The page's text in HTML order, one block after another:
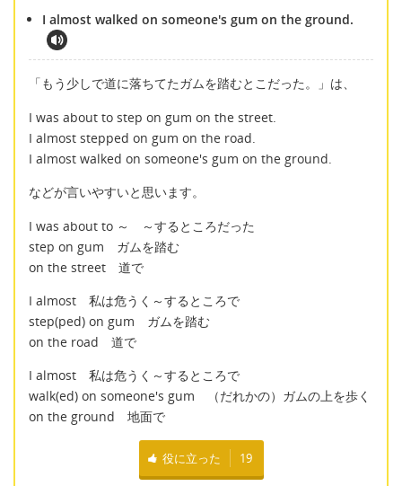
I almost walked on someone's gum on the ground.
「もう少しで道に落ちてたガムを踏むとこだった。」は、
I was about to step on gum on the street.
I almost stepped on gum on the road.
I almost walked on someone's gum on the ground.
などが言いやすいと思います。
I was about to ～ ～するところだった
step on gum ガムを踏む
on the street 道で
I almost 私は危うく～するところで
step(ped) on gum ガムを踏む
on the road 道で
I almost 私は危うく～するところで
walk(ed) on someone's gum （だれかの）ガムの上を歩く
on the ground 地面で
役に立った 19